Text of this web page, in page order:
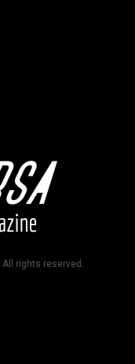
All rights reserved.